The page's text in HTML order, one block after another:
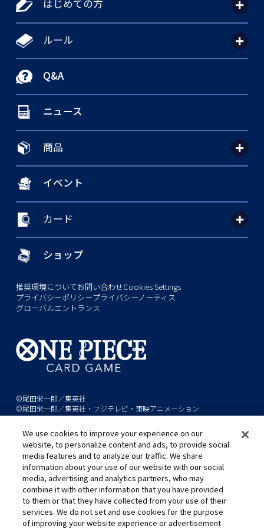
はじめての方
ルール
Q&A
ニュース
商品
イベント
カード
ショップ
推奨環境についてお問い合わせCookies Settings
プライバシーポリシープライバシーノーティス
グローバルエントランス
©尾田栄一郎／集英社
©尾田栄一郎／集英社・フジテレビ・東映アニメーション
このwebサイトに記載されているすべての画像・テキスト・データの無
断転用、転載をお断りします。
開発中につき、本サイトで使用している画像と実際の商品とは異なる場
合があります。
※AppleとAppleのロゴは、米国およびその他の国で登録されたApple
Inc.の商標です。
※Google Play および Google Play ロゴは、Google LLC の商標です。
We use cookies to improve your experience on our
website, to personalize content and ads, to provide social
media features and to analyze our traffic. We share
information about your use of our website with our social
media, advertising and analytics partners, who may
combine it with other information that you have provided
to them or that they have collected from your use of their
services. We do not set and use cookies for the purpose
of improving your website experience or advertisement